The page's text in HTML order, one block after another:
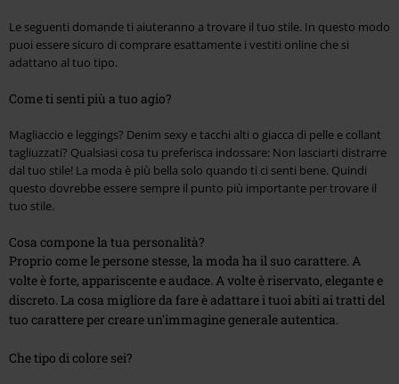
Le seguenti domande ti aiuteranno a trovare il tuo stile. In questo modo
puoi essere sicuro di comprare esattamente i vestiti online che si
adattano al tuo tipo.
Come ti senti più a tuo agio?
Magliaccio e leggings? Denim sexy e tacchi alti o giacca di pelle e collant
tagliuzzati? Qualsiasi cosa tu preferisca indossare: Non lasciarti distrarre
dal tuo stile! La moda è più bella solo quando ti ci senti bene. Quindi
questo dovrebbe essere sempre il punto più importante per trovare il
tuo stile.
Cosa compone la tua personalità?
Proprio come le persone stesse, la moda ha il suo carattere. A
volte è forte, appariscente e audace. A volte è riservato, elegante e
discreto. La cosa migliore da fare è adattare i tuoi abiti ai tratti del
tuo carattere per creare un'immagine generale autentica.
Che tipo di colore sei?